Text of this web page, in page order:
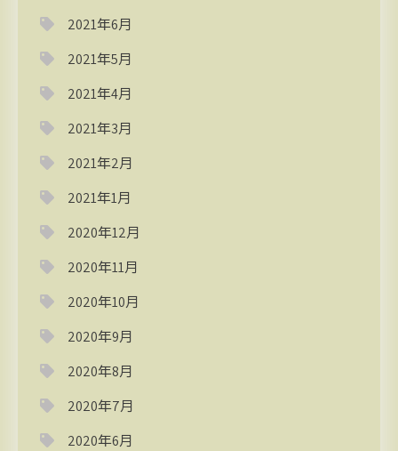
2021年6月
2021年5月
2021年4月
2021年3月
2021年2月
2021年1月
2020年12月
2020年11月
2020年10月
2020年9月
2020年8月
2020年7月
2020年6月